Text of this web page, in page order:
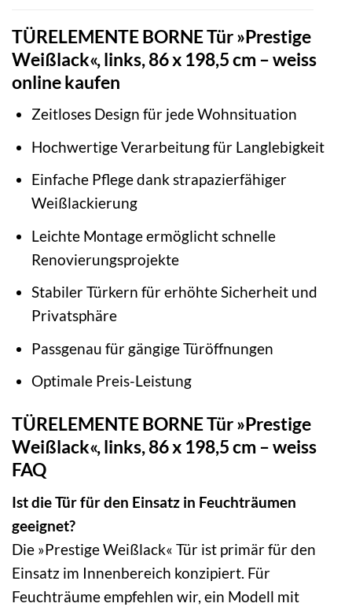
TÜRELEMENTE BORNE Tür »Prestige
Weißlack«, links, 86 x 198,5 cm – weiss
online kaufen
Zeitloses Design für jede Wohnsituation
Hochwertige Verarbeitung für Langlebigkeit
Einfache Pflege dank strapazierfähiger
Weißlackierung
Leichte Montage ermöglicht schnelle
Renovierungsprojekte
Stabiler Türkern für erhöhte Sicherheit und
Privatsphäre
Passgenau für gängige Türöffnungen
Optimale Preis-Leistung
TÜRELEMENTE BORNE Tür »Prestige
Weißlack«, links, 86 x 198,5 cm – weiss
FAQ
Ist die Tür für den Einsatz in Feuchträumen
geeignet?
Die »Prestige Weißlack« Tür ist primär für den
Einsatz im Innenbereich konzipiert. Für
Feuchträume empfehlen wir, ein Modell mit